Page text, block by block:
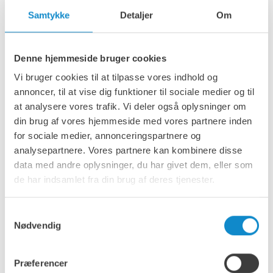
Samtykke Detaljer Om
Denne hjemmeside bruger cookies
Vi bruger cookies til at tilpasse vores indhold og
annoncer, til at vise dig funktioner til sociale medier og til
at analysere vores trafik. Vi deler også oplysninger om
din brug af vores hjemmeside med vores partnere inden
for sociale medier, annonceringspartnere og
analysepartnere. Vores partnere kan kombinere disse
data med andre oplysninger, du har givet dem, eller som
de har indsamlet fra din brug af deres tjenester.
Nødvendig
Præferencer
Lutze understødslister eller traversgummi, er designet til
rammen. Det fungerer som en slidstærk, beskyttende
barriere, der forlænger levetiden for komponenterne i
sigten. Lutze understødslister er konstrueret til at passe til
de fleste standardbredder på traverser og sikrer pålidelig
ydeevne og kompatibilitet på tværs af forskellige
sigtesystemer.